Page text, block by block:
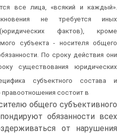
все лица, «всякий и каждый».
не требуется иных
фактов), кроме
субъекта - носителя общего
По сроку действия они
существования юридических
субъектного состава и
состоит в
общего субъективного
обязанности всех
от нарушения